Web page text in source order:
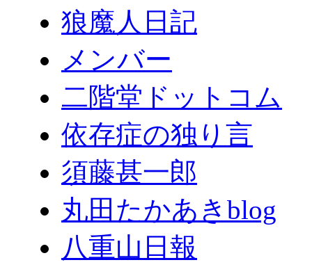
狼魔人日記
メンバー
二階堂ドットコム
依存症の独り言
須藤甚一郎
丸田たかあきblog
八重山日報